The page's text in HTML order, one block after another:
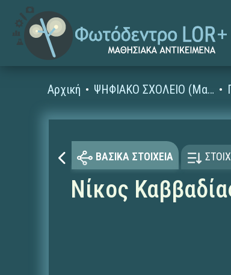
Αρχική ΨΗΦΙΑΚΟ ΣΧΟΛΕΙΟ (Μαθησιακά Αντικείμενα)
ΒΑΣΙΚΑ ΣΤΟΙΧΕΙΑ
Νίκος